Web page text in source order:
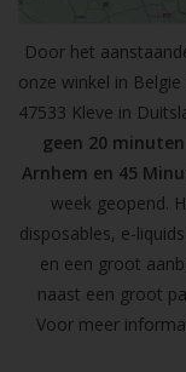
Door het
onze winkel in
47533 Kleve in
geen 20
Arnhem en 45
week geopend.
disposables, e-
en een groot
naast een groot
Voor meer